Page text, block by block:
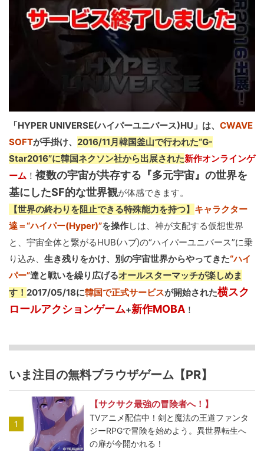
「HYPER UNIVERSE(ハイパーユニバース)HU」は、 CWAVE
SOFTが手掛け、 2016/11月韓国釜山で行われた“G-
Star2016”に韓国ネクソン社から出展された新作オンラインゲ
ーム ！ 複数の宇宙が共存する『多元宇宙』の世界を
基にしたSF的な世界観が体感できます。
【世界の終わりを阻止できる特殊能力を持つ】 キャラクター
達＝“ハイパー(Hyper)”を操作しは、神が支配する仮想世界
と、宇宙全体と繋がるHUB(ハブ)の“ハイパーユニバース”に乗
り込み、 生き残りをかけ、別の宇宙世界からやってきた“ハイ
パー”達と戦いを繰り広げるオールスターマッチが楽しめま
す！ 2017/05/18に韓国で正式サービスが開始された横スク
ロールアクションゲーム+新作MOBA ！
いま注目の無料ブラウザゲーム【PR】
1
【サクサク最強の冒険者へ！】
TVアニメ配信中！剣と魔法の王道ファンタ
ジーRPGで冒険を始めよう。異世界転生へ
の扉が今開かれる！